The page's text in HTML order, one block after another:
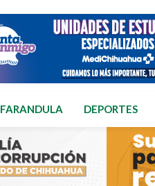
FARANDULA DEPORTES